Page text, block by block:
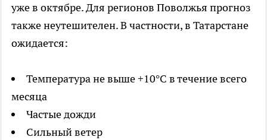
уже в октябре. Для регионов Поволжья прогноз
также неутешителен. В частности, в Татарстане
ожидается:
Температура не выше +10°C в течение всего
месяца
Частые дожди
Сильный ветер